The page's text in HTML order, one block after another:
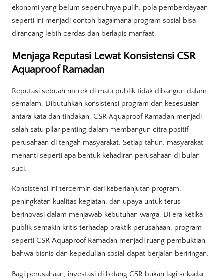
ekonomi yang belum sepenuhnya pulih, pola pemberdayaan
seperti ini menjadi contoh bagaimana program sosial bisa
dirancang lebih cerdas dan berlapis manfaat.
Menjaga Reputasi Lewat Konsistensi CSR
Aquaproof Ramadan
Reputasi sebuah merek di mata publik tidak dibangun dalam
semalam. Dibutuhkan konsistensi program dan kesesuaian
antara kata dan tindakan. CSR Aquaproof Ramadan menjadi
salah satu pilar penting dalam membangun citra positif
perusahaan di tengah masyarakat. Setiap tahun, masyarakat
menanti seperti apa bentuk kehadiran perusahaan di bulan
suci.
Konsistensi ini tercermin dari keberlanjutan program,
peningkatan kualitas kegiatan, dan upaya untuk terus
berinovasi dalam menjawab kebutuhan warga. Di era ketika
publik semakin kritis terhadap praktik perusahaan, program
seperti CSR Aquaproof Ramadan menjadi ruang pembuktian
bahwa bisnis dan kepedulian sosial dapat berjalan beriringan.
Bagi perusahaan, investasi di bidang CSR bukan lagi sekadar